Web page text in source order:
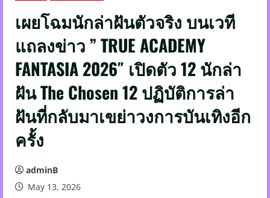
เผยโฉมนักล่าฝันตัวจริง บนเวที
แถลงข่าว ” TRUE ACADEMY
FANTASIA 2026″ เปิดตัว 12 นักล่า
ฝัน The Chosen 12 ปฏิบัติการล่า
ฝันที่กลับมาเขย่าวงการบันเทิงอีก
ครั้ง
adminB
May 13, 2026